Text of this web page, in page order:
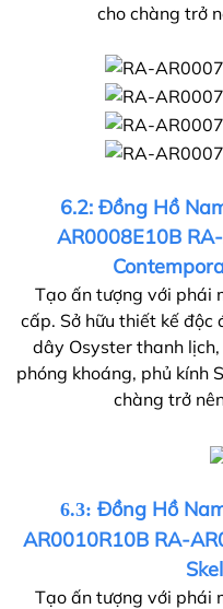
cho chàng trở
6.2: Đồng Hồ
AR0008E10B
Tạo ấn tượng với phái
cấp. Sở hữu thiết kế độc
dây Osyster thanh
phóng khoáng, phủ kính
chàng trở
6.3: Đồng Hồ
AR0010R10B RA-
Tạo ấn tượng với phái